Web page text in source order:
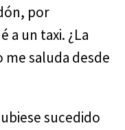
por
a un taxi. ¿La
me saluda desde
sucedido